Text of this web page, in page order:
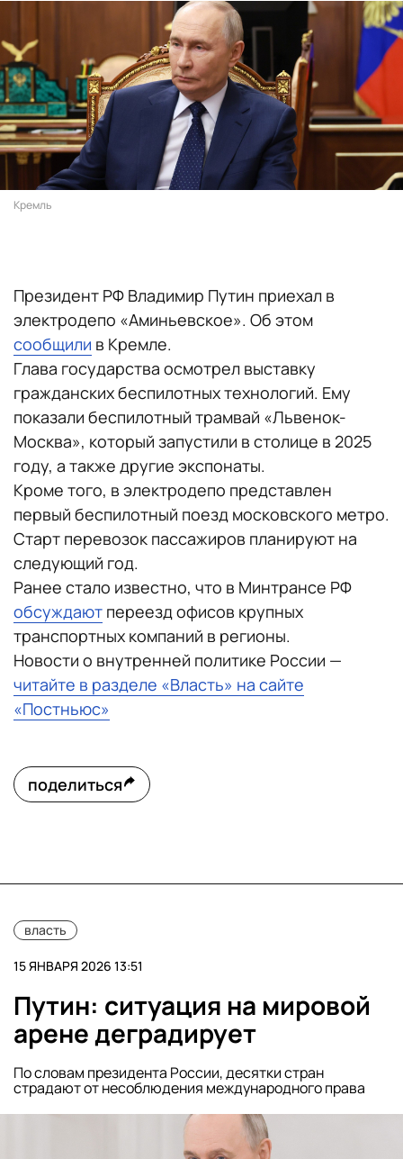
Кремль
Президент РФ Владимир Путин приехал в
электродепо «Аминьевское». Об этом
сообщили в Кремле.
Глава государства осмотрел выставку
гражданских беспилотных технологий. Ему
показали беспилотный трамвай «Львенок-
Москва», который запустили в столице в 2025
году, а также другие экспонаты.
Кроме того, в электродепо представлен
первый беспилотный поезд московского метро.
Старт перевозок пассажиров планируют на
следующий год.
Ранее стало известно, что в Минтрансе РФ
обсуждают переезд офисов крупных
транспортных компаний в регионы.
Новости о внутренней политике России —
читайте в разделе «Власть» на сайте
«Постньюс»
поделиться
власть
15 ЯНВАРЯ 2026 13:51
Путин: ситуация на мировой
арене деградирует
По словам президента России, десятки стран
страдают от несоблюдения международного права